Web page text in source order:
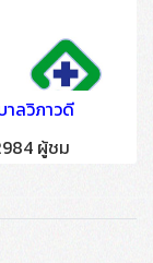
าลวิภาวดี
ผู้ชม